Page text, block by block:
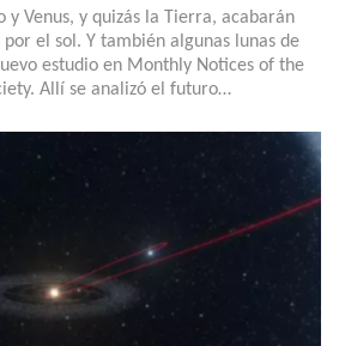
y Venus, y quizás la Tierra, acabarán
el sol. Y también algunas lunas de
estudio en Monthly Notices of the
Allí se analizó el futuro…